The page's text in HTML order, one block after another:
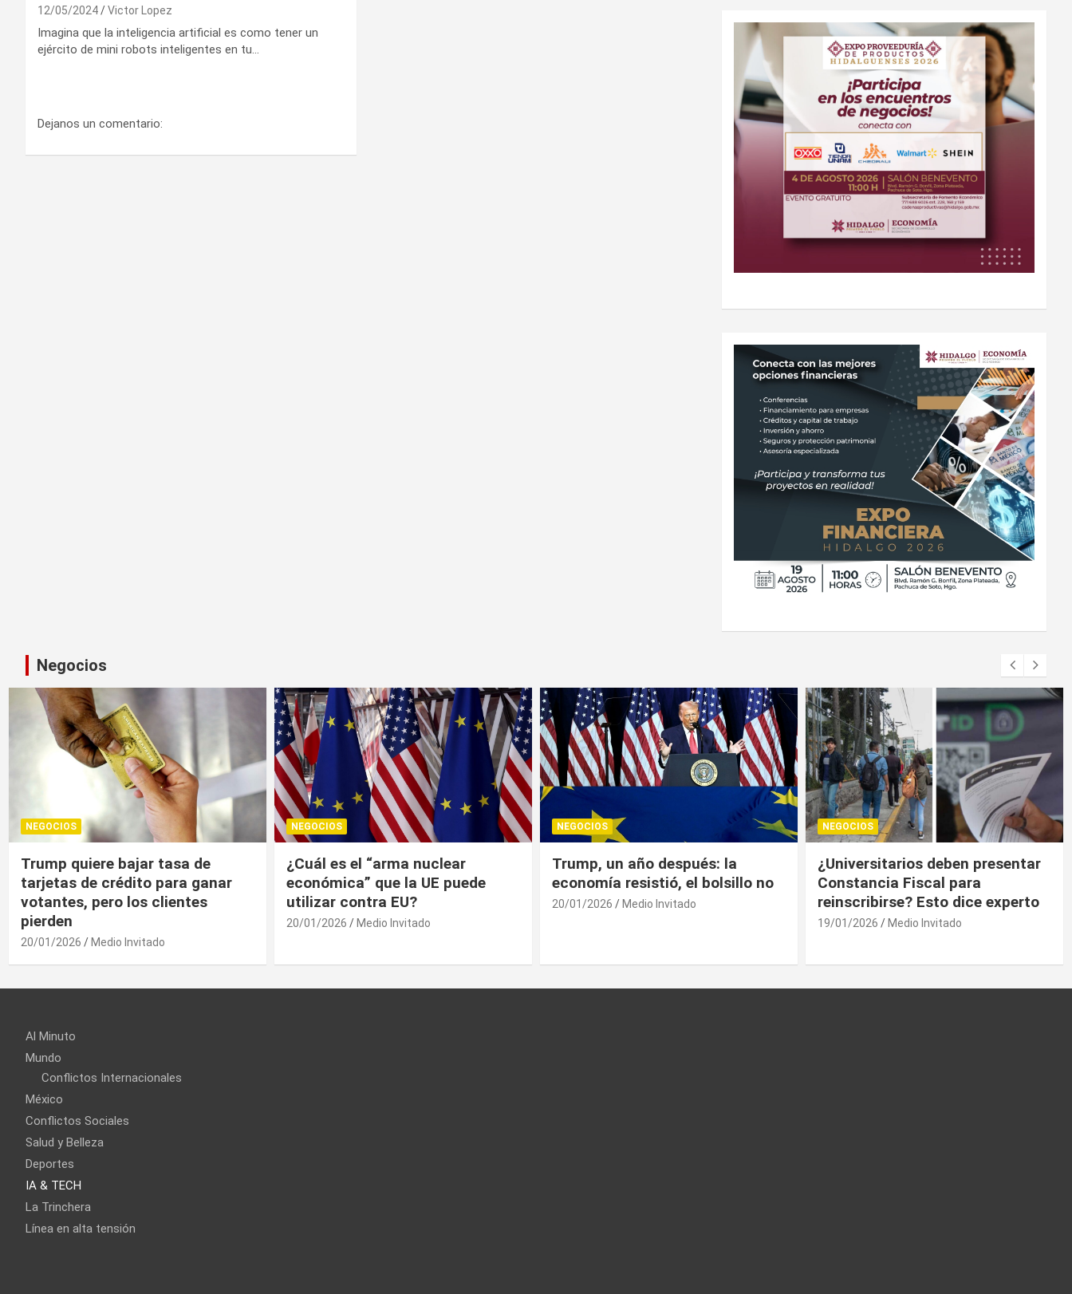
12/05/2024 Victor Lopez
Imagina que la inteligencia artificial es como tener un
ejército de mini robots inteligentes en tu…
Dejanos un comentario:
Negocios
NEGOCIOS
¿Cuál es el “arma nuclear
económica” que la UE puede
utilizar contra EU?
20/01/2026
NEGOCIOS
Trump, un año después: la
economía resistió, el bolsillo no
20/01/2026 Medio Invitado
NEGOCIOS
¿Universitarios deben presentar
Constancia Fiscal para
reinscribirse? Esto dice experto
NEGOCIOS
Trump contiene el déficit
comercial de bienes, pero sin
descenso
19/01/2026 Medio Invitado
Al Minuto
Mundo
Conflictos Internacionales
México
Conflictos Sociales
Salud y Belleza
Deportes
IA & TECH
La Trinchera
Línea en alta tensión